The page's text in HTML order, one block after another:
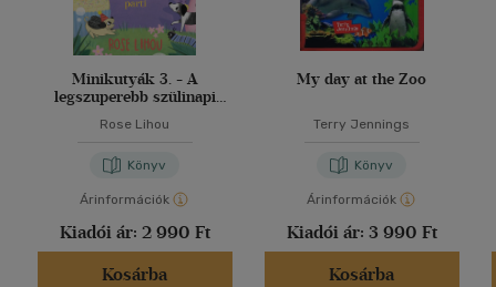
Minikutyák 3. - A
legszuperebb szülinapi
Rose Lihou
Könyv
Árinformációk
Kiadói ár: 2 990 Ft
Kosárba
My day at the Zoo
Terry Jennings
Könyv
Árinformációk
Kiadói ár: 3 990 Ft
Kosárba